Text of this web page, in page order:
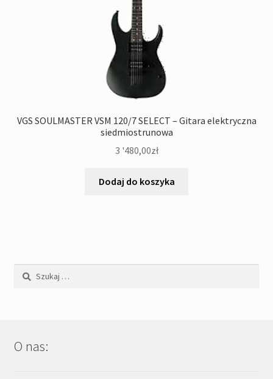
VGS SOULMASTER VSM 120/7 SELECT – Gitara elektryczna
siedmiostrunowa
3 '480,00zł
Dodaj do koszyka
Szukaj:
O nas: